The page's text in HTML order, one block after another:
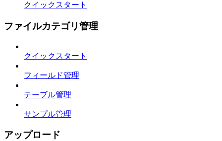
クイックスタート
ファイルカテゴリ管理
クイックスタート
フィールド管理
テーブル管理
サンプル管理
アップロード